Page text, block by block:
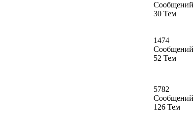
Сообщений
30 Тем
1474
Сообщений
52 Тем
5782
Сообщений
126 Тем